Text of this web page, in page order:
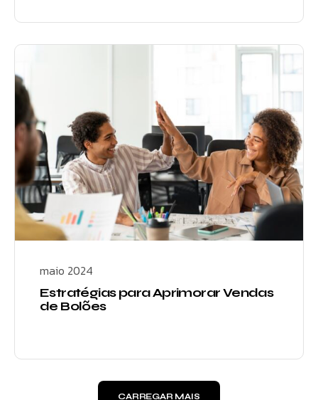
maio 2024
Estratégias para Aprimorar Vendas
de Bolões
CARREGAR MAIS